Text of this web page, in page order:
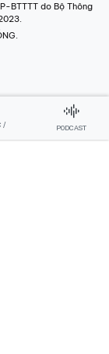
BTTTT do Bộ Thông
/
PODCAST